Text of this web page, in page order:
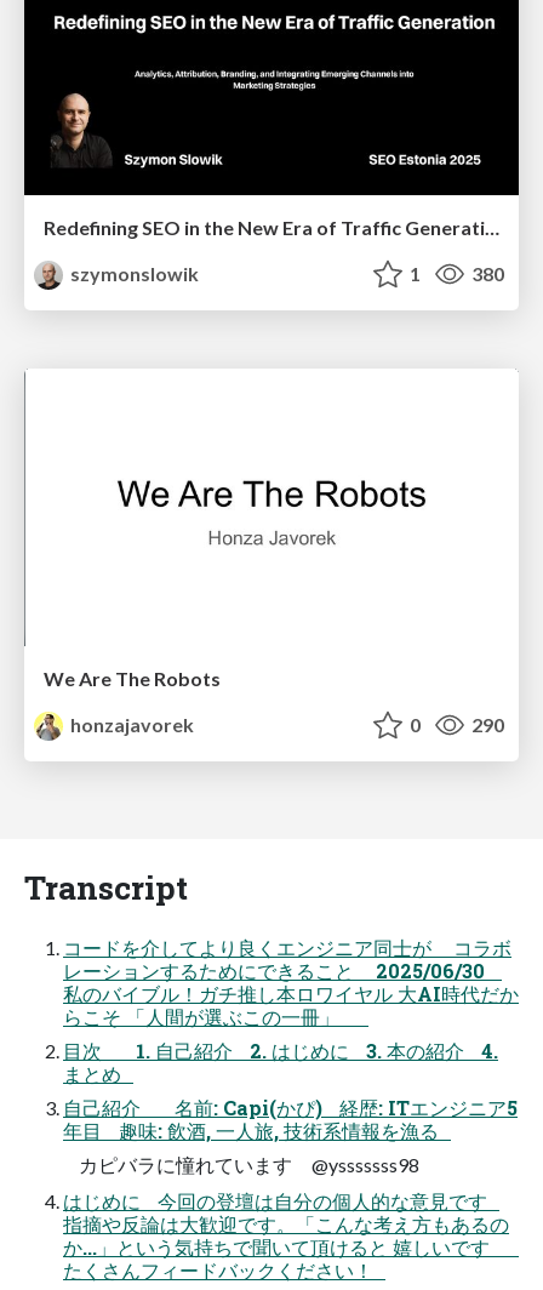
Redefining SEO in the New Era of Traffic Generation
szymonslowik
1 380
We Are The Robots
honzajavorek
0 290
Transcript
コードを介してより良くエンジニア同士が コラボ
レーションするためにできること 2025/06/30
私のバイブル！ガチ推し本ロワイヤル 大AI時代だか
らこそ 「人間が選ぶこの一冊」
目次 1. 自己紹介 2. はじめに 3. 本の紹介 4.
まとめ
自己紹介 名前: Capi(かぴ) 経歴: ITエンジニア5
年目 趣味: 飲酒, 一人旅, 技術系情報を漁る
カピバラに憧れています @ysssssss98
はじめに 今回の登壇は自分の個人的な意見です
指摘や反論は大歓迎です。「こんな考え方もあるの
か...」という気持ちで聞いて頂けると 嬉しいです
たくさんフィードバックください！